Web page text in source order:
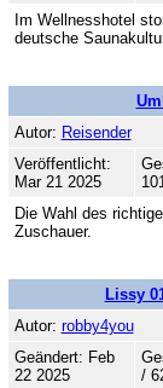
Im Wellnesshotel
deutsche
Autor: Reisender
Veröffentlicht:
Mar 21 2025
Die Wahl des
Zuschauer.
Lissy
Autor: robby4you
Geändert: Feb
22 2025
/